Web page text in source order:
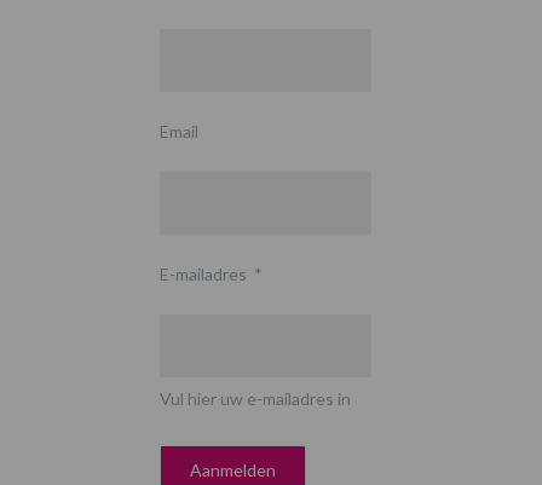
Email
E-mailadres *
Vul hier uw e-mailadres in